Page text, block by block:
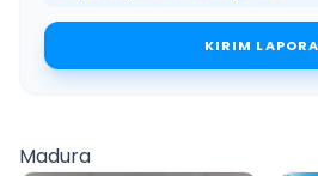
KIRIM
Madura